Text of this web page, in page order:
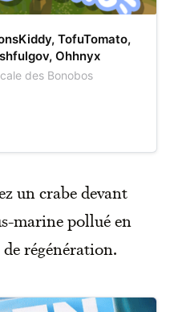
TofuTomato,
Ohhnyx
des Bonobos
un crabe devant
marine pollué en
régénération.